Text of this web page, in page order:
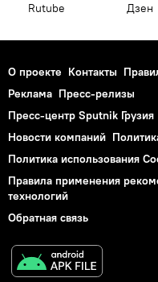
Rutube Дзен
О проекте Контакты
Реклама Пресс-релизы
Пресс-центр Sputnik Грузия
Новости компаний
Политика использования
Правила применения
технологий
Обратная связь